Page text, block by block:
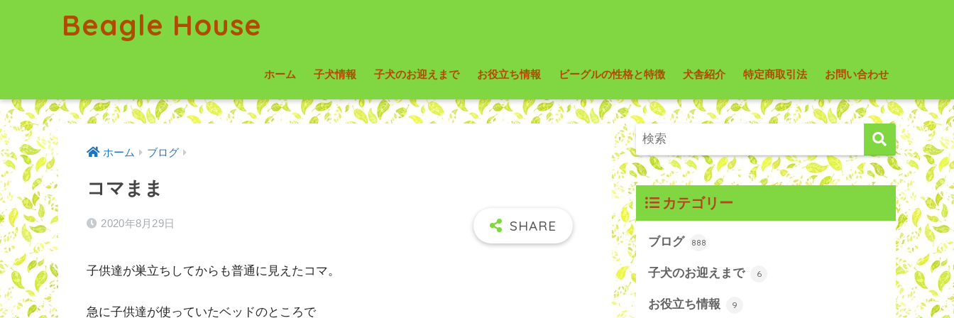
Beagle House
ホーム 子犬情報 子犬のお迎えまで お役立ち情報 ビーグルの性格と特徴 犬舎紹介 特定商取引法 お問い合わせ
ホーム ブログ
コマまま
2020年8月29日
子供達が巣立ちしてからも普通に見えたコマ。
急に子供達が使っていたベッドのところで
カテゴリー
ブログ 888
子犬のお迎えまで 6
お役立ち情報 9